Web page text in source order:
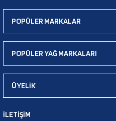
POPÜLER MARKALAR
POPÜLER YAĞ MARKALARI
ÜYELİK
İLETİŞİM